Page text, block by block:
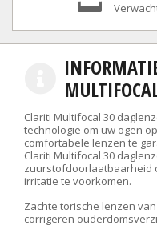
Clariti Multifocal 30
technologie om uw ogen
comfortabele lenzen te
Clariti Multifocal 30
zuurstofdoorlaatbaarheid
irritatie te voorkomen.
Zachte torische lenzen
corrigeren